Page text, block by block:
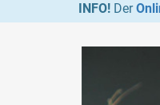
INFO!Der